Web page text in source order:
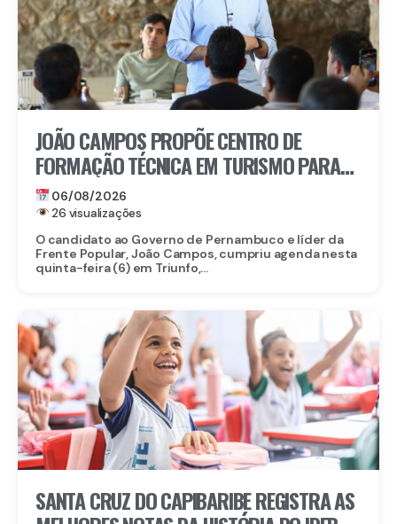
JOÃO CAMPOS PROPÕE CENTRO DE
FORMAÇÃO TÉCNICA EM TURISMO PARA
FORTALECER TRIUNFO
06/08/2026
26 visualizações
O candidato ao Governo de Pernambuco e líder da
Frente Popular, João Campos, cumpriu agenda nesta
quinta-feira (6) em Triunfo,...
SANTA CRUZ DO CAPIBARIBE REGISTRA AS